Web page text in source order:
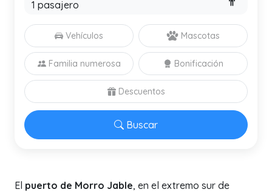
Buscar
Vehículos Mascotas
Familia numerosa Bonificación
Descuentos
El puerto de Morro Jable, en el extremo sur de